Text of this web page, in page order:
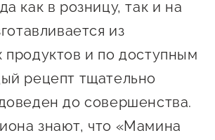
как в розницу, так и на
из
продуктов и по доступным
рецепт тщательно
до совершенства.
знают, что «Мамина